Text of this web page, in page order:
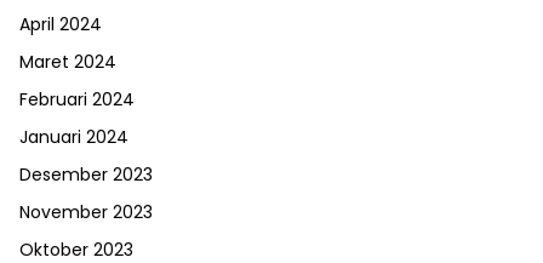
April 2024
Maret 2024
Februari 2024
Januari 2024
Desember 2023
November 2023
Oktober 2023